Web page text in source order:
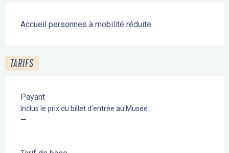
Accueil personnes à mobilité réduite
TARIFS
Payant
Inclus le prix du billet d'entrée au Musée.
—